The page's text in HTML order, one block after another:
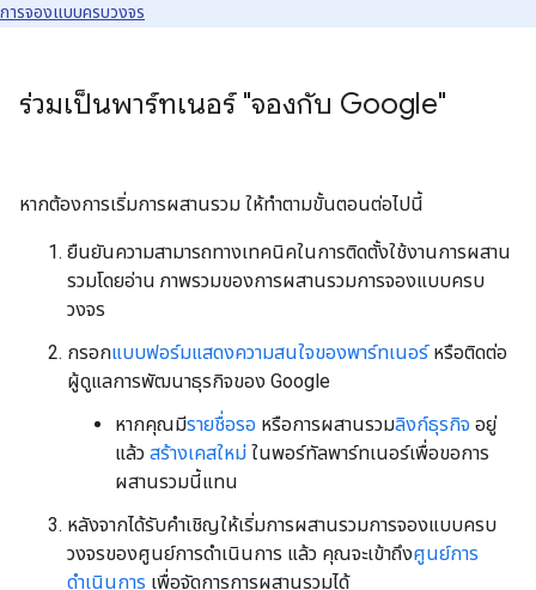
การจองแบบครบวงจร
ร่วมเป็นพาร์ทเนอร์ "จองกับ Google"
หากต้องการเริ่มการผสานรวม ให้ทำตามขั้นตอนต่อไปนี้
ยืนยันความสามารถทางเทคนิคในการติดตั้งใช้งานการผสาน
รวมโดยอ่าน ภาพรวมของการผสานรวมการจองแบบครบ
วงจร
กรอกแบบฟอร์มแสดงความสนใจของพาร์ทเนอร์หรือติดต่อ
ผู้ดูแลการพัฒนาธุรกิจของ Google
หากคุณมีรายชื่อรอ หรือการผสานรวมลิงก์ธุรกิจ อยู่
แล้ว สร้างเคสใหม่ ในพอร์ทัลพาร์ทเนอร์เพื่อขอการ
ผสานรวมนี้แทน
หลังจากได้รับคำเชิญให้เริ่มการผสานรวมการจองแบบครบ
วงจรของศูนย์การดำเนินการ แล้ว คุณจะเข้าถึงศูนย์การ
ดำเนินการ เพื่อจัดการการผสานรวมได้